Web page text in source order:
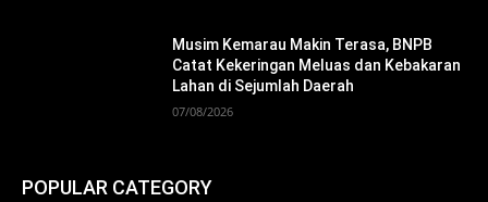
Musim Kemarau Makin Terasa, BNPB
Catat Kekeringan Meluas dan Kebakaran
Lahan di Sejumlah Daerah
07/08/2026
POPULAR CATEGORY